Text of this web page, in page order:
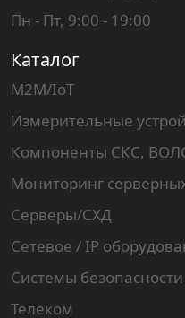
Каталог
M2M/IoT
Измерительные
Компоненты СКС,
Мониторинг
Серверы/СХД
Сетевое / IP
Системы безопасности
Телеком
Пн - Пт, 9:00 - 19:00